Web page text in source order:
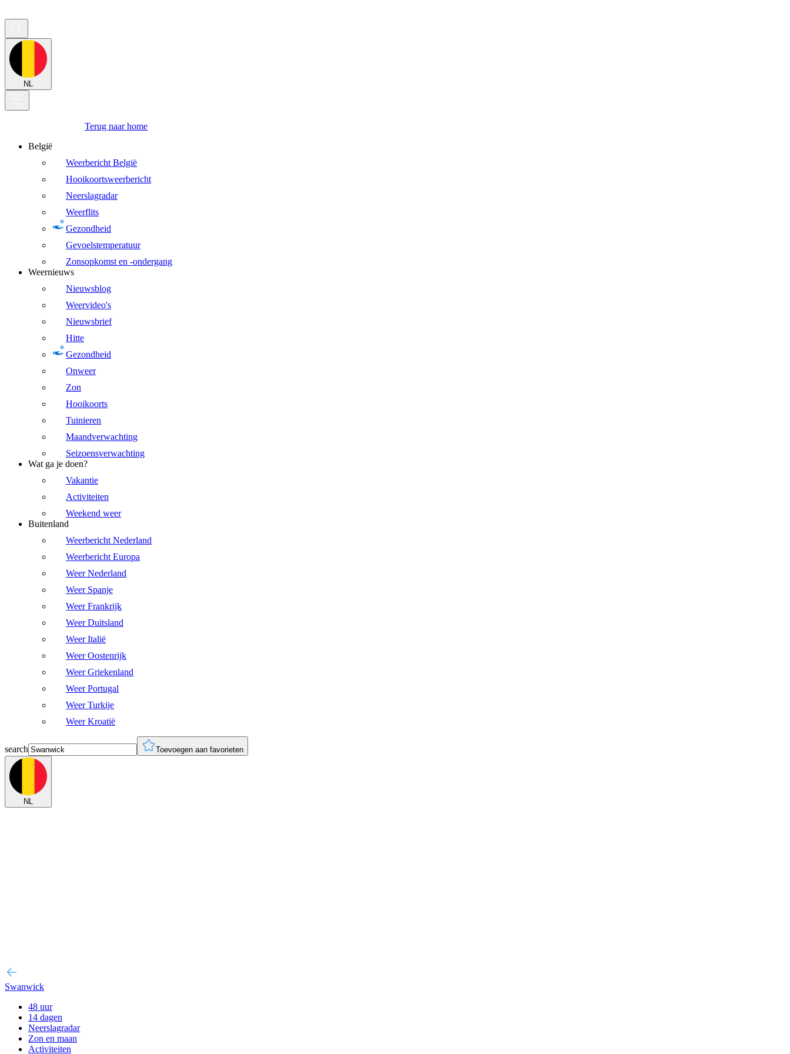
NL
Terug naar home
België
Weerbericht België
Hooikoortsweerbericht
Neerslagradar
Weerflits
Gezondheid
Gevoelstemperatuur
Zonsopkomst en -ondergang
Weernieuws
Nieuwsblog
Weervideo's
Nieuwsbrief
Hitte
Gezondheid
Onweer
Zon
Hooikoorts
Tuinieren
Maandverwachting
Seizoensverwachting
Wat ga je doen?
Vakantie
Activiteiten
Weekend weer
Buitenland
Weerbericht Nederland
Weerbericht Europa
Weer Nederland
Weer Spanje
Weer Frankrijk
Weer Duitsland
Weer Italië
Weer Oostenrijk
Weer Griekenland
Weer Portugal
Weer Turkije
Weer Kroatië
search Toevoegen aan favorieten
NL
Swanwick
48 uur
14 dagen
Neerslagradar
Zon en maan
Activiteiten